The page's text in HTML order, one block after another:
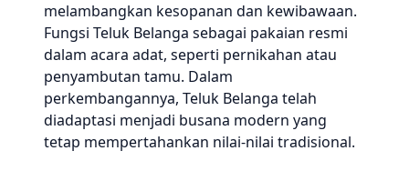
melambangkan kesopanan dan kewibawaan.
Fungsi Teluk Belanga sebagai pakaian resmi
dalam acara adat, seperti pernikahan atau
penyambutan tamu. Dalam
perkembangannya, Teluk Belanga telah
diadaptasi menjadi busana modern yang
tetap mempertahankan nilai-nilai tradisional.